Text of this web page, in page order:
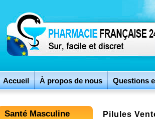
Accueil À propos de nous Questions
Santé Masculine Pilules